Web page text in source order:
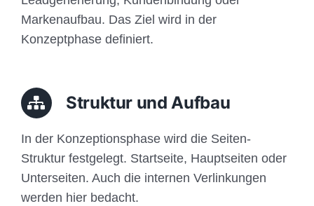
Markenaufbau. Das Ziel wird in der
Konzeptphase definiert.
Struktur und Aufbau
In der Konzeptionsphase wird die Seiten-
Struktur festgelegt. Startseite, Hauptseiten oder
Unterseiten. Auch die internen Verlinkungen
werden hier bedacht.